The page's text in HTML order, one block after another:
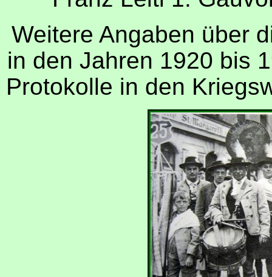
Weitere Angaben über
in den Jahren 1920 bis
Protokolle in den